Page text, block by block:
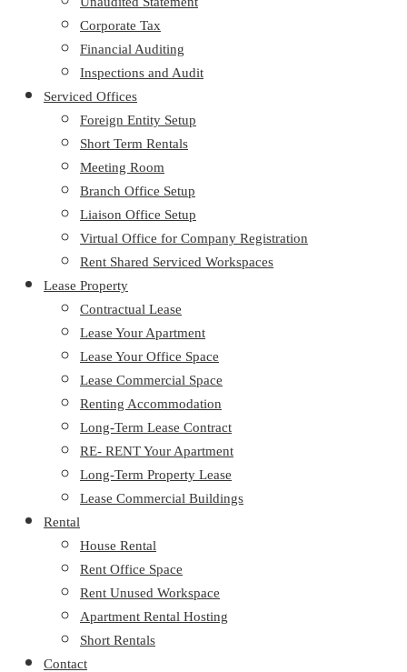
Corporate Tax
Financial Auditing
Inspections and Audit
Serviced Offices
Foreign Entity Setup
Short Term Rentals
Meeting Room
Branch Office Setup
Liaison Office Setup
Virtual Office for Company Registration
Rent Shared Serviced Workspaces
Lease Property
Contractual Lease
Lease Your Apartment
Lease Your Office Space
Lease Commercial Space
Renting Accommodation
Long-Term Lease Contract
RE- RENT Your Apartment
Long-Term Property Lease
Lease Commercial Buildings
Rental
House Rental
Rent Office Space
Rent Unused Workspace
Apartment Rental Hosting
Short Rentals
Contact